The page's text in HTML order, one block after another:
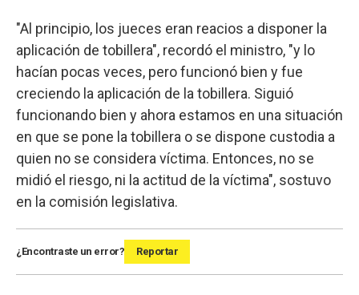
"Al principio, los jueces eran reacios a disponer la
aplicación de tobillera", recordó el ministro, "y lo
hacían pocas veces, pero funcionó bien y fue
creciendo la aplicación de la tobillera. Siguió
funcionando bien y ahora estamos en una situación
en que se pone la tobillera o se dispone custodia a
quien no se considera víctima. Entonces, no se
midió el riesgo, ni la actitud de la víctima", sostuvo
en la comisión legislativa.
¿Encontraste un error? Reportar